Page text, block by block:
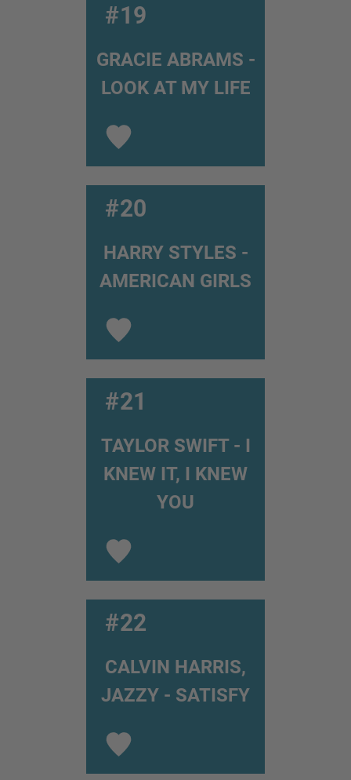
#19
GRACIE ABRAMS -
LOOK AT MY LIFE
#20
HARRY STYLES -
AMERICAN GIRLS
#21
TAYLOR SWIFT - I
KNEW IT, I KNEW
YOU
#22
CALVIN HARRIS,
JAZZY - SATISFY